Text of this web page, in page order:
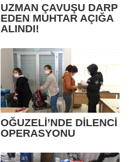
UZMAN ÇAVUŞU DARP
EDEN MUHTAR AÇIĞA
ALINDI!
OĞUZELİ’NDE DİLENCİ
OPERASYONU